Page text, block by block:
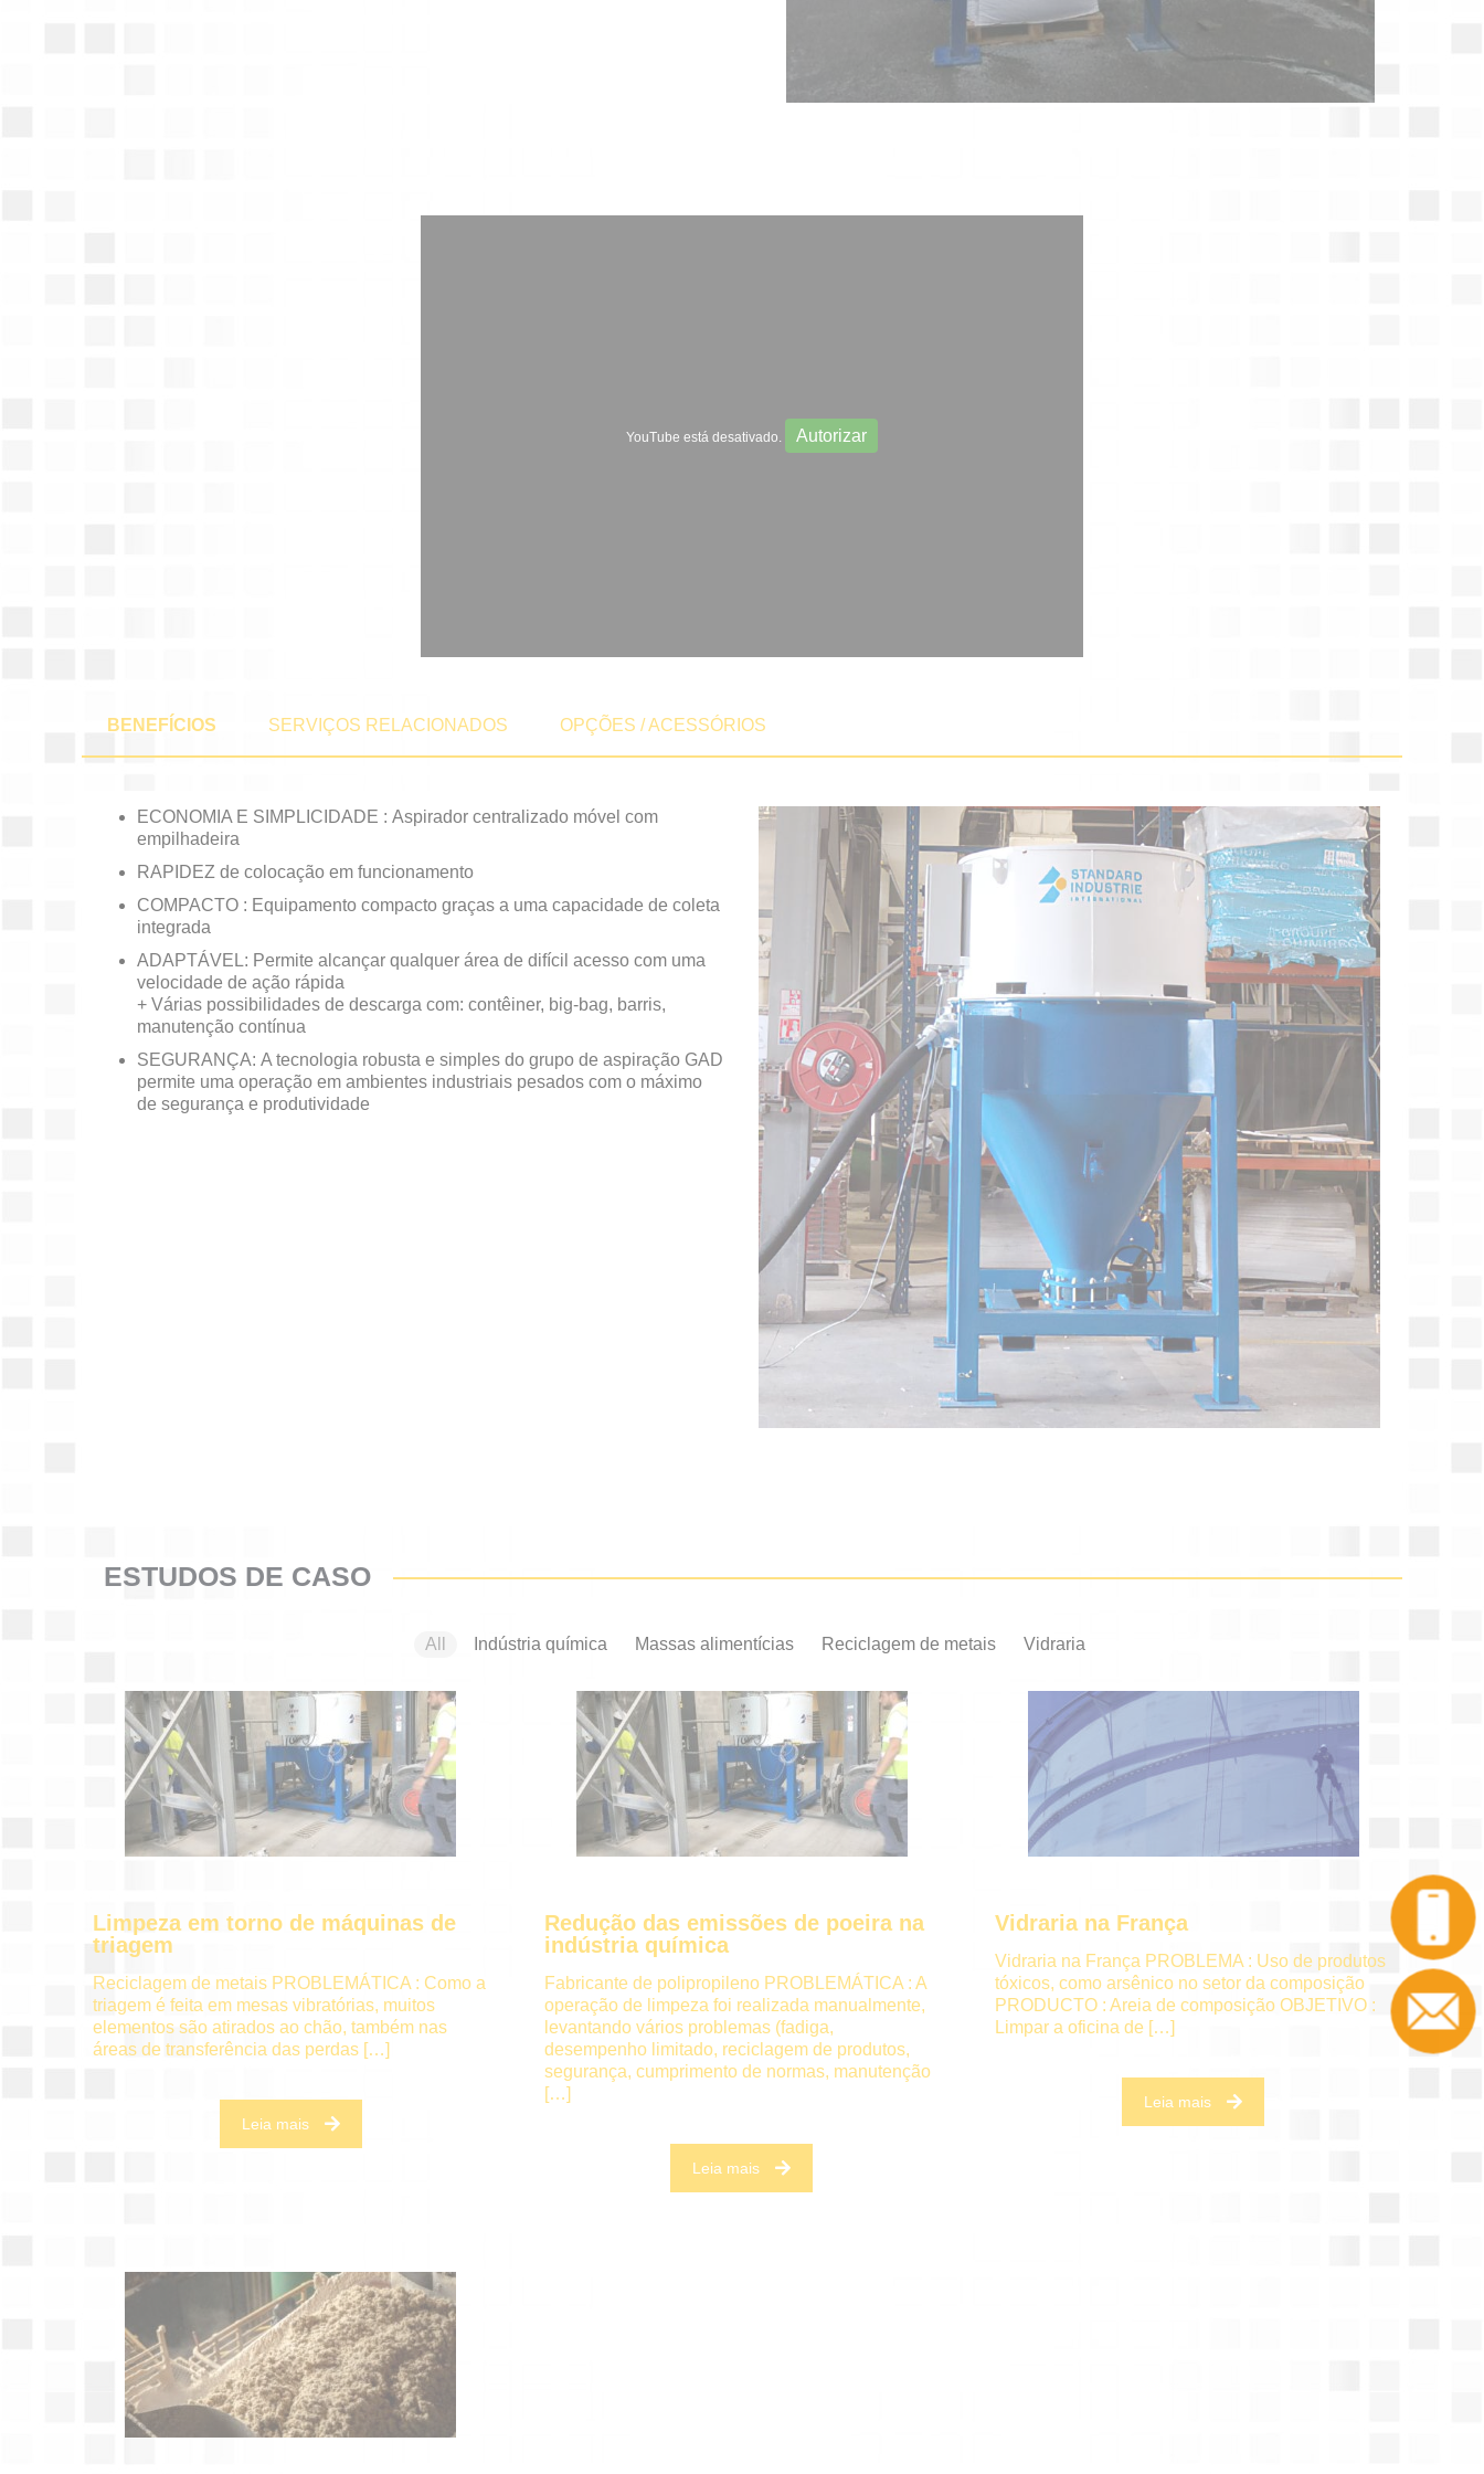
YouTube está desativado. Autorizar
BENEFÍCIOS SERVIÇOS RELACIONADOS OPÇÕES / ACESSÓRIOS
ECONOMIA E SIMPLICIDADE : Aspirador centralizado móvel com
empilhadeira
RAPIDEZ de colocação em funcionamento
COMPACTO : Equipamento compacto graças a uma capacidade de coleta
integrada
ADAPTÁVEL: Permite alcançar qualquer área de difícil acesso com uma
velocidade de ação rápida
+ Várias possibilidades de descarga com: contêiner, big-bag, barris,
manutenção contínua
SEGURANÇA: A tecnologia robusta e simples do grupo de aspiração GAD
permite uma operação em ambientes industriais pesados com o máximo
de segurança e produtividade
ESTUDOS DE CASO
All Indústria química Massas alimentícias Reciclagem de metais Vidraria
Limpeza em torno de máquinas de
triagem
Reciclagem de metais PROBLEMÁTICA : Como a
triagem é feita em mesas vibratórias, muitos
elementos são atirados ao chão, também nas
áreas de transferência das perdas […]
Leia mais
Redução das emissões de poeira na
indústria química
Fabricante de polipropileno PROBLEMÁTICA : A
operação de limpeza foi realizada manualmente,
levantando vários problemas (fadiga,
desempenho limitado, reciclagem de produtos,
segurança, cumprimento de normas, manutenção
[…]
Leia mais
Vidraria na França
Vidraria na França PROBLEMA : Uso de produtos
tóxicos, como arsênico no setor da composição
PRODUCTO : Areia de composição OBJETIVO :
Limpar a oficina de […]
Leia mais